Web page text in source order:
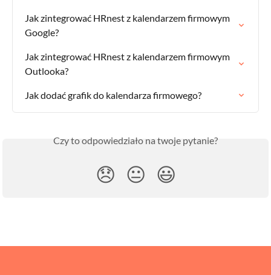
Jak zintegrować HRnest z kalendarzem firmowym
Google?
Jak zintegrować HRnest z kalendarzem firmowym
Outlooka?
Jak dodać grafik do kalendarza firmowego?
Czy to odpowiedziało na twoje pytanie?
😞 😐 😃